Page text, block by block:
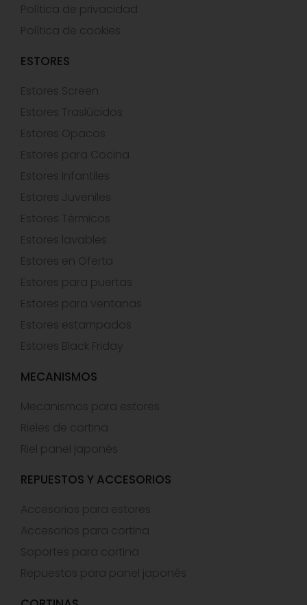
Política de privacidad
Política de cookies
ESTORES
Estores Screen
Estores Traslúcidos
Estores Opacos
Estores para Cocina
Estores Infantiles
Estores Juveniles
Estores Térmicos
Estores lavables
Estores en Oferta
Estores para puertas
Estores para ventanas
Estores estampados
Estores Black Friday
MECANISMOS
Mecanismos para estores
Rieles de cortina
Riel panel japonés
REPUESTOS Y ACCESORIOS
Accesorios para estores
Accesorios para cortina
Soportes para cortina
Repuestos para panel japonés